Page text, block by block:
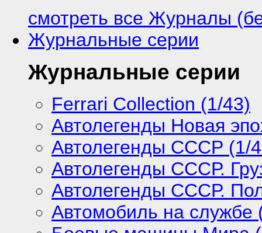
смотреть все Журналы
Журнальные серии
Журнальные серии
Ferrari Collection (1/43)
Автолегенды Новая
Автолегенды СССР (1/
Автолегенды СССР.
Автолегенды СССР.
Автомобиль на службе